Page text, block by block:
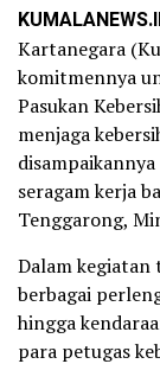
Kartanegara
komitmennya
Pasukan
menjaga
seragam kerja
Tenggarong,
Dalam kegiatan
berbagai
hingga
para petugas